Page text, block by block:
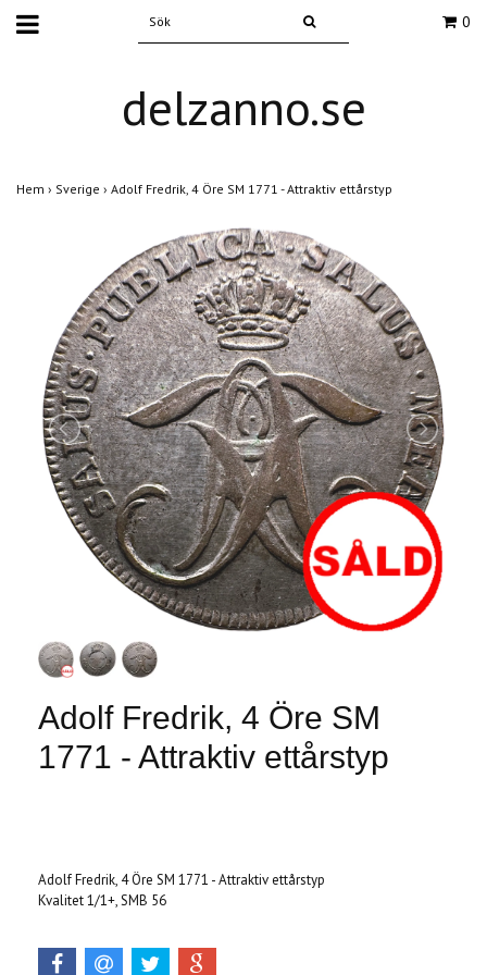
0
delzanno.se
Hem › Sverige › Adolf Fredrik, 4 Öre SM 1771 - Attraktiv ettårstyp
Adolf Fredrik, 4 Öre SM
1771 - Attraktiv ettårstyp
Adolf Fredrik, 4 Öre SM 1771 - Attraktiv ettårstyp
Kvalitet 1/1+, SMB 56